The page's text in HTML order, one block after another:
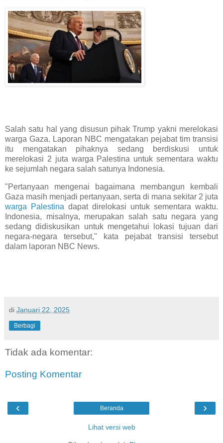
Salah satu hal yang disusun pihak Trump yakni merelokasi
warga Gaza. Laporan NBC mengatakan pejabat tim transisi
itu mengatakan pihaknya sedang berdiskusi untuk
merelokasi 2 juta warga Palestina untuk sementara waktu
ke sejumlah negara salah satunya Indonesia.
"Pertanyaan mengenai bagaimana membangun kembali
Gaza masih menjadi pertanyaan, serta di mana sekitar 2 juta
warga Palestina dapat direlokasi untuk sementara waktu.
Indonesia, misalnya, merupakan salah satu negara yang
sedang didiskusikan untuk mengetahui lokasi tujuan dari
negara-negara tersebut," kata pejabat transisi tersebut
dalam laporan NBC News.
di Januari 22, 2025
Berbagi
Tidak ada komentar:
Posting Komentar
‹ ›
Beranda
Lihat versi web